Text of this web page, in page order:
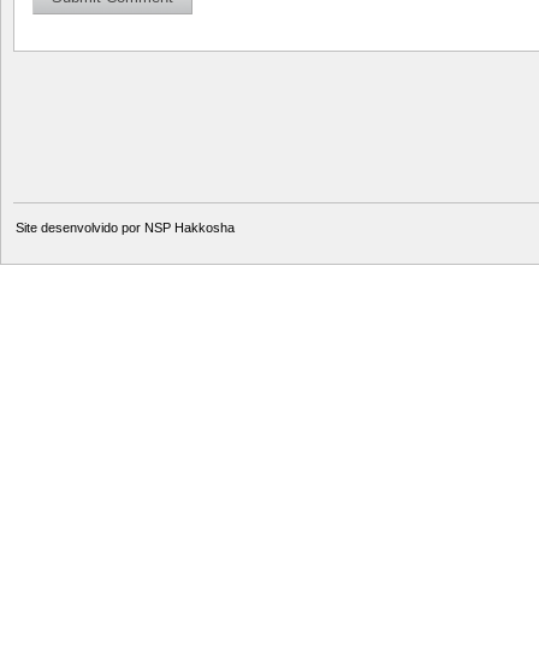
Site desenvolvido por NSP Hakkosha